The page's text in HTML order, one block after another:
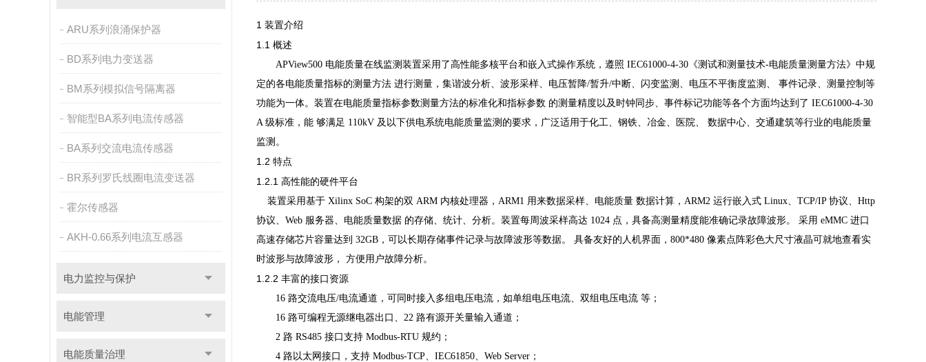
ARU系列浪涌保护器
BD系列电力变送器
BM系列模拟信号隔离器
智能型BA系列电流传感器
BA系列交流电流传感器
BR系列罗氏线圈电流变送器
霍尔传感器
AKH-0.66系列电流互感器
电力监控与保护
电能管理
电能质量治理
1 装置介绍
1.1 概述
APView500 电能质量在线监测装置采用了高性能多核平台和嵌入式操作系统，遵照 IEC61000-4-30 《测试和测量技术-电能质量测量方法》中规
定的各电能质量指标的测量方法 进行测量，集谐波分析、波形采样、电压暂降/暂升/中断、闪变监测、电压不平衡度监测、 事件记录、测量控制等
功能为一体。装置在电能质量指标参数测量方法的标准化和指标参数 的测量精度以及时钟同步、事件标记功能等各个方面均达到了 IEC61000-4-30
A 级标准，能 够满足 110kV 及以下供电系统电能质量监测的要求，广泛适用于化工、钢铁、冶金、医院、 数据中心、交通建筑等行业的电能质量
监测。
1.2 特点
1.2.1 高性能的硬件平台
装置采用基于 Xilinx SoC 构架的双 ARM 内核处理器， ARM1 用来数据采样、电能质量 数据计算， ARM2 运行嵌入式 Linux、 TCP/IP 协议、 Http
协议、 Web 服务器、电能质量数据 的存储、统计、分析。装置每周波采样高达 1024 点，具备高测量精度能准确记录故障波形。 采用 eMMC 进口
高速存储芯片容量达到 32GB ，可以长期存储事件记录与故障波形等数据。 具备友好的人机界面， 800*480 像素点阵彩色大尺寸液晶可就地查看实
时波形与故障波形， 方便用户故障分析。
1.2.2 丰富的接口资源
16 路交流电压/电流通道，可同时接入多组电压电流，如单组电压电流、双组电压电流 等；
16 路可编程无源继电器出口、 22 路有源开关量输入通道；
2 路 RS485 接口支持 Modbus-RTU 规约；
4 路以太网接口，支持 Modbus-TCP、 IEC61850、 Web Server ；